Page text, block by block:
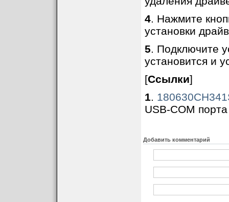
4. Нажмите
установки
5. Подключите
установится и
[Ссылки]
1.
USB-COM
Добавить комментарий